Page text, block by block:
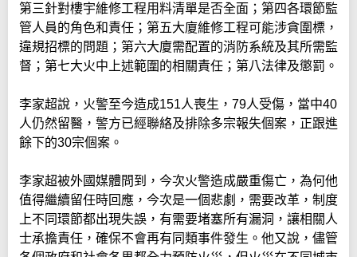
第三針對樓宇維修工程用料清單是否全面；第四各環節監
管人員的角色和責任；第五大廈維修工程可能涉貪圍標，
違規招標的問題；第六大廈需配置的消防系統及其所需監
督；第七大火中上述範圍的相關責任；第八法律及懲罰。
李家超說，火警至今造成151人喪生，79人受傷，當中40
人仍然留醫，警方已經聯絡及排除多宗報失個案，正跟進
餘下的30宗個案。
李家超被外國媒體問到，今次火警造成嚴重傷亡，為何他
值得繼續留任時回應，今次是一個悲劇，需要改革，制度
上不同環節都出現失誤，有需要堵塞所有漏洞，讓相關人
士承擔責任，確保不會再有同類事件發生。他又說，儘管